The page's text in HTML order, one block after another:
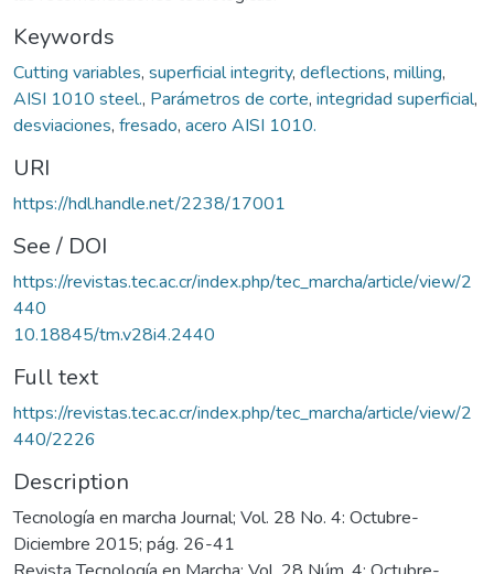
Keywords
Cutting variables, superficial integrity, deflections, milling,
AISI 1010 steel., Parámetros de corte, integridad superficial,
desviaciones, fresado, acero AISI 1010.
URI
https://hdl.handle.net/2238/17001
See / DOI
https://revistas.tec.ac.cr/index.php/tec_marcha/article/view/2
440
10.18845/tm.v28i4.2440
Full text
https://revistas.tec.ac.cr/index.php/tec_marcha/article/view/2
440/2226
Description
Tecnología en marcha Journal; Vol. 28 No. 4: Octubre-
Diciembre 2015; pág. 26-41